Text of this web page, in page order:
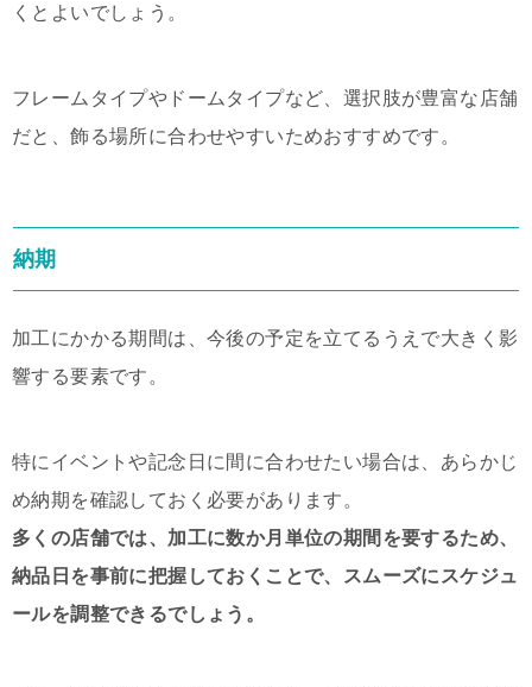
くとよいでしょう。
フレームタイプやドームタイプなど、選択肢が豊富な店舗
だと、飾る場所に合わせやすいためおすすめです。
納期
加工にかかる期間は、今後の予定を立てるうえで大きく影
響する要素です。
特にイベントや記念日に間に合わせたい場合は、あらかじ
め納期を確認しておく必要があります。
多くの店舗では、加工に数か月単位の期間を要するため、
納品日を事前に把握しておくことで、スムーズにスケジュ
ールを調整できるでしょう。